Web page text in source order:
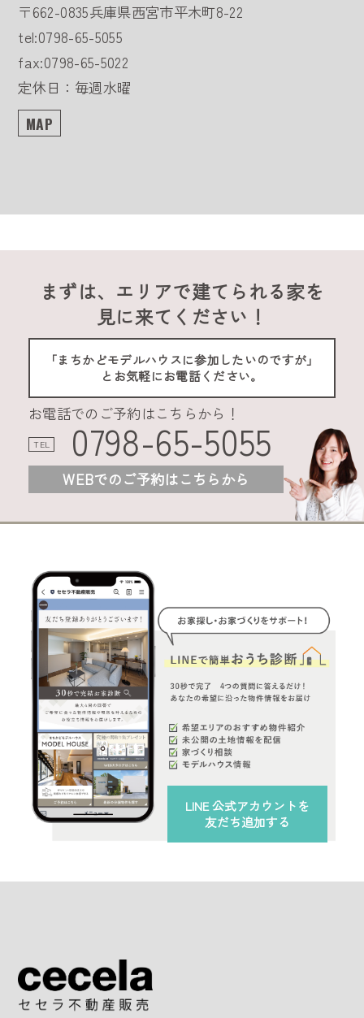
〒662-0835兵庫県西宮市平木町8-22
tel:0798-65-5055
fax:0798-65-5022
定休日：毎週水曜
MAP
まずは、エリアで建てられる家を
見に来てください！
「まちかどモデルハウスに参加したいのですが」
とお気軽にお電話ください。
お電話でのご予約はこちらから！
TEL 0798-65-5055
WEBでのご予約はこちらから
LINE 公式アカウントを
友だち追加する